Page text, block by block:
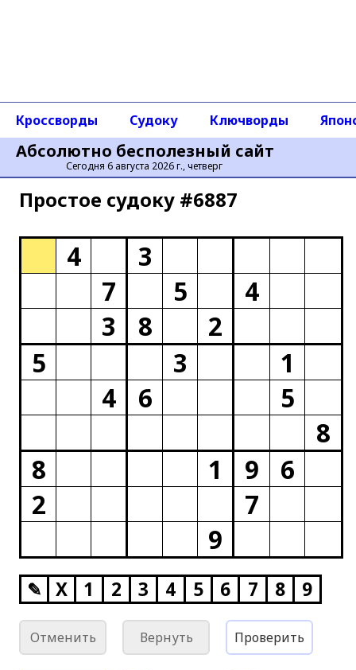
Абсолютно бесполезный сайт
Сегодня 6 августа 2026 г., четверг
Кроссворды Судоку Ключворды
Простое cудоку #6887
4
3
7
5
4
3
8
2
5
3
1
4
6
5
8
8
1 9
6
2
7
9
✎ X 1 2 3 4 5 6 7 8 9
Отменить Вернуть Проверить